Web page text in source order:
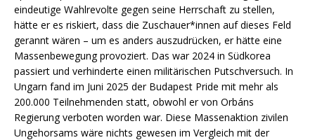
eindeutige Wahlrevolte gegen seine Herrschaft zu stellen,
hätte er es riskiert, dass die Zuschauer*innen auf dieses Feld
gerannt wären – um es anders auszudrücken, er hätte eine
Massenbewegung provoziert. Das war 2024 in Südkorea
passiert und verhinderte einen militärischen Putschversuch. In
Ungarn fand im Juni 2025 der Budapest Pride mit mehr als
200.000 Teilnehmenden statt, obwohl er von Orbáns
Regierung verboten worden war. Diese Massenaktion zivilen
Ungehorsams wäre nichts gewesen im Vergleich mit der